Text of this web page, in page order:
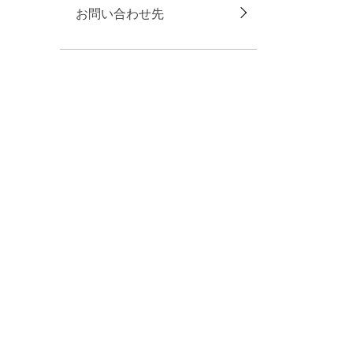
お問い合わせ先